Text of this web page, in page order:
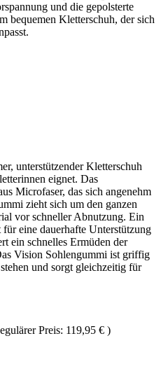
und die gepolsterte
bequemen Kletterschuh, der sich
unterstützender Kletterschuh
eignet. Das
Microfaser, das sich angenehm
zieht sich um den ganzen
vor schneller Abnutzung. Ein
eine dauerhafte Unterstützung
ein schnelles Ermüden der
Vision Sohlengummi ist griffig
und sorgt gleichzeitig für
Preis: 119,95 € )